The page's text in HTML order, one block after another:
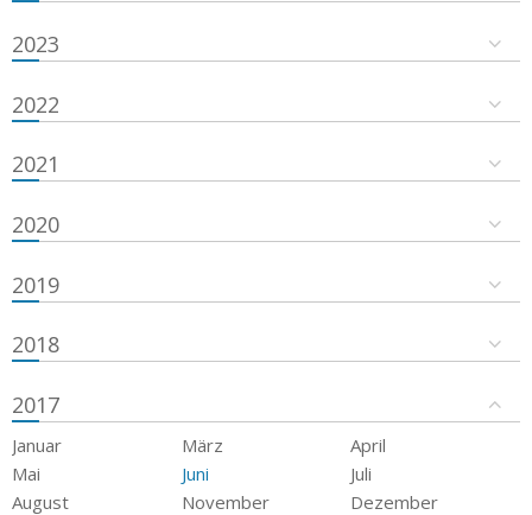
2023
2022
2021
2020
2019
2018
2017
Januar März
April
Mai
Juni
Juli
August
November Dezember